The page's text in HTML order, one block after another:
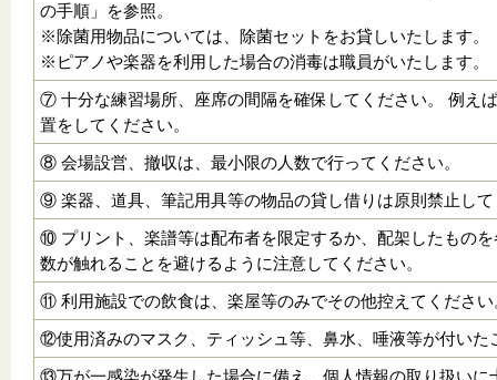
の手順」を参照。
※除菌用物品については、除菌セットをお貸しいたします。
※ピアノや楽器を利用した場合の消毒は職員がいたします。
⑦ 十分な練習場所、座席の間隔を確保してください。 例え
置をしてください。
⑧ 会場設営、撤収は、最小限の人数で行ってください。
⑨ 楽器、道具、筆記用具等の物品の貸し借りは原則禁止し
⑩ プリント、楽譜等は配布者を限定するか、配架したもの
数が触れることを避けるように注意してください。
⑪ 利用施設での飲食は、楽屋等のみでその他控えてください
⑫使用済みのマスク、ティッシュ等、鼻水、唾液等が付いた
⑬万が一感染が発生した場合に備え、個人情報の取り扱いに